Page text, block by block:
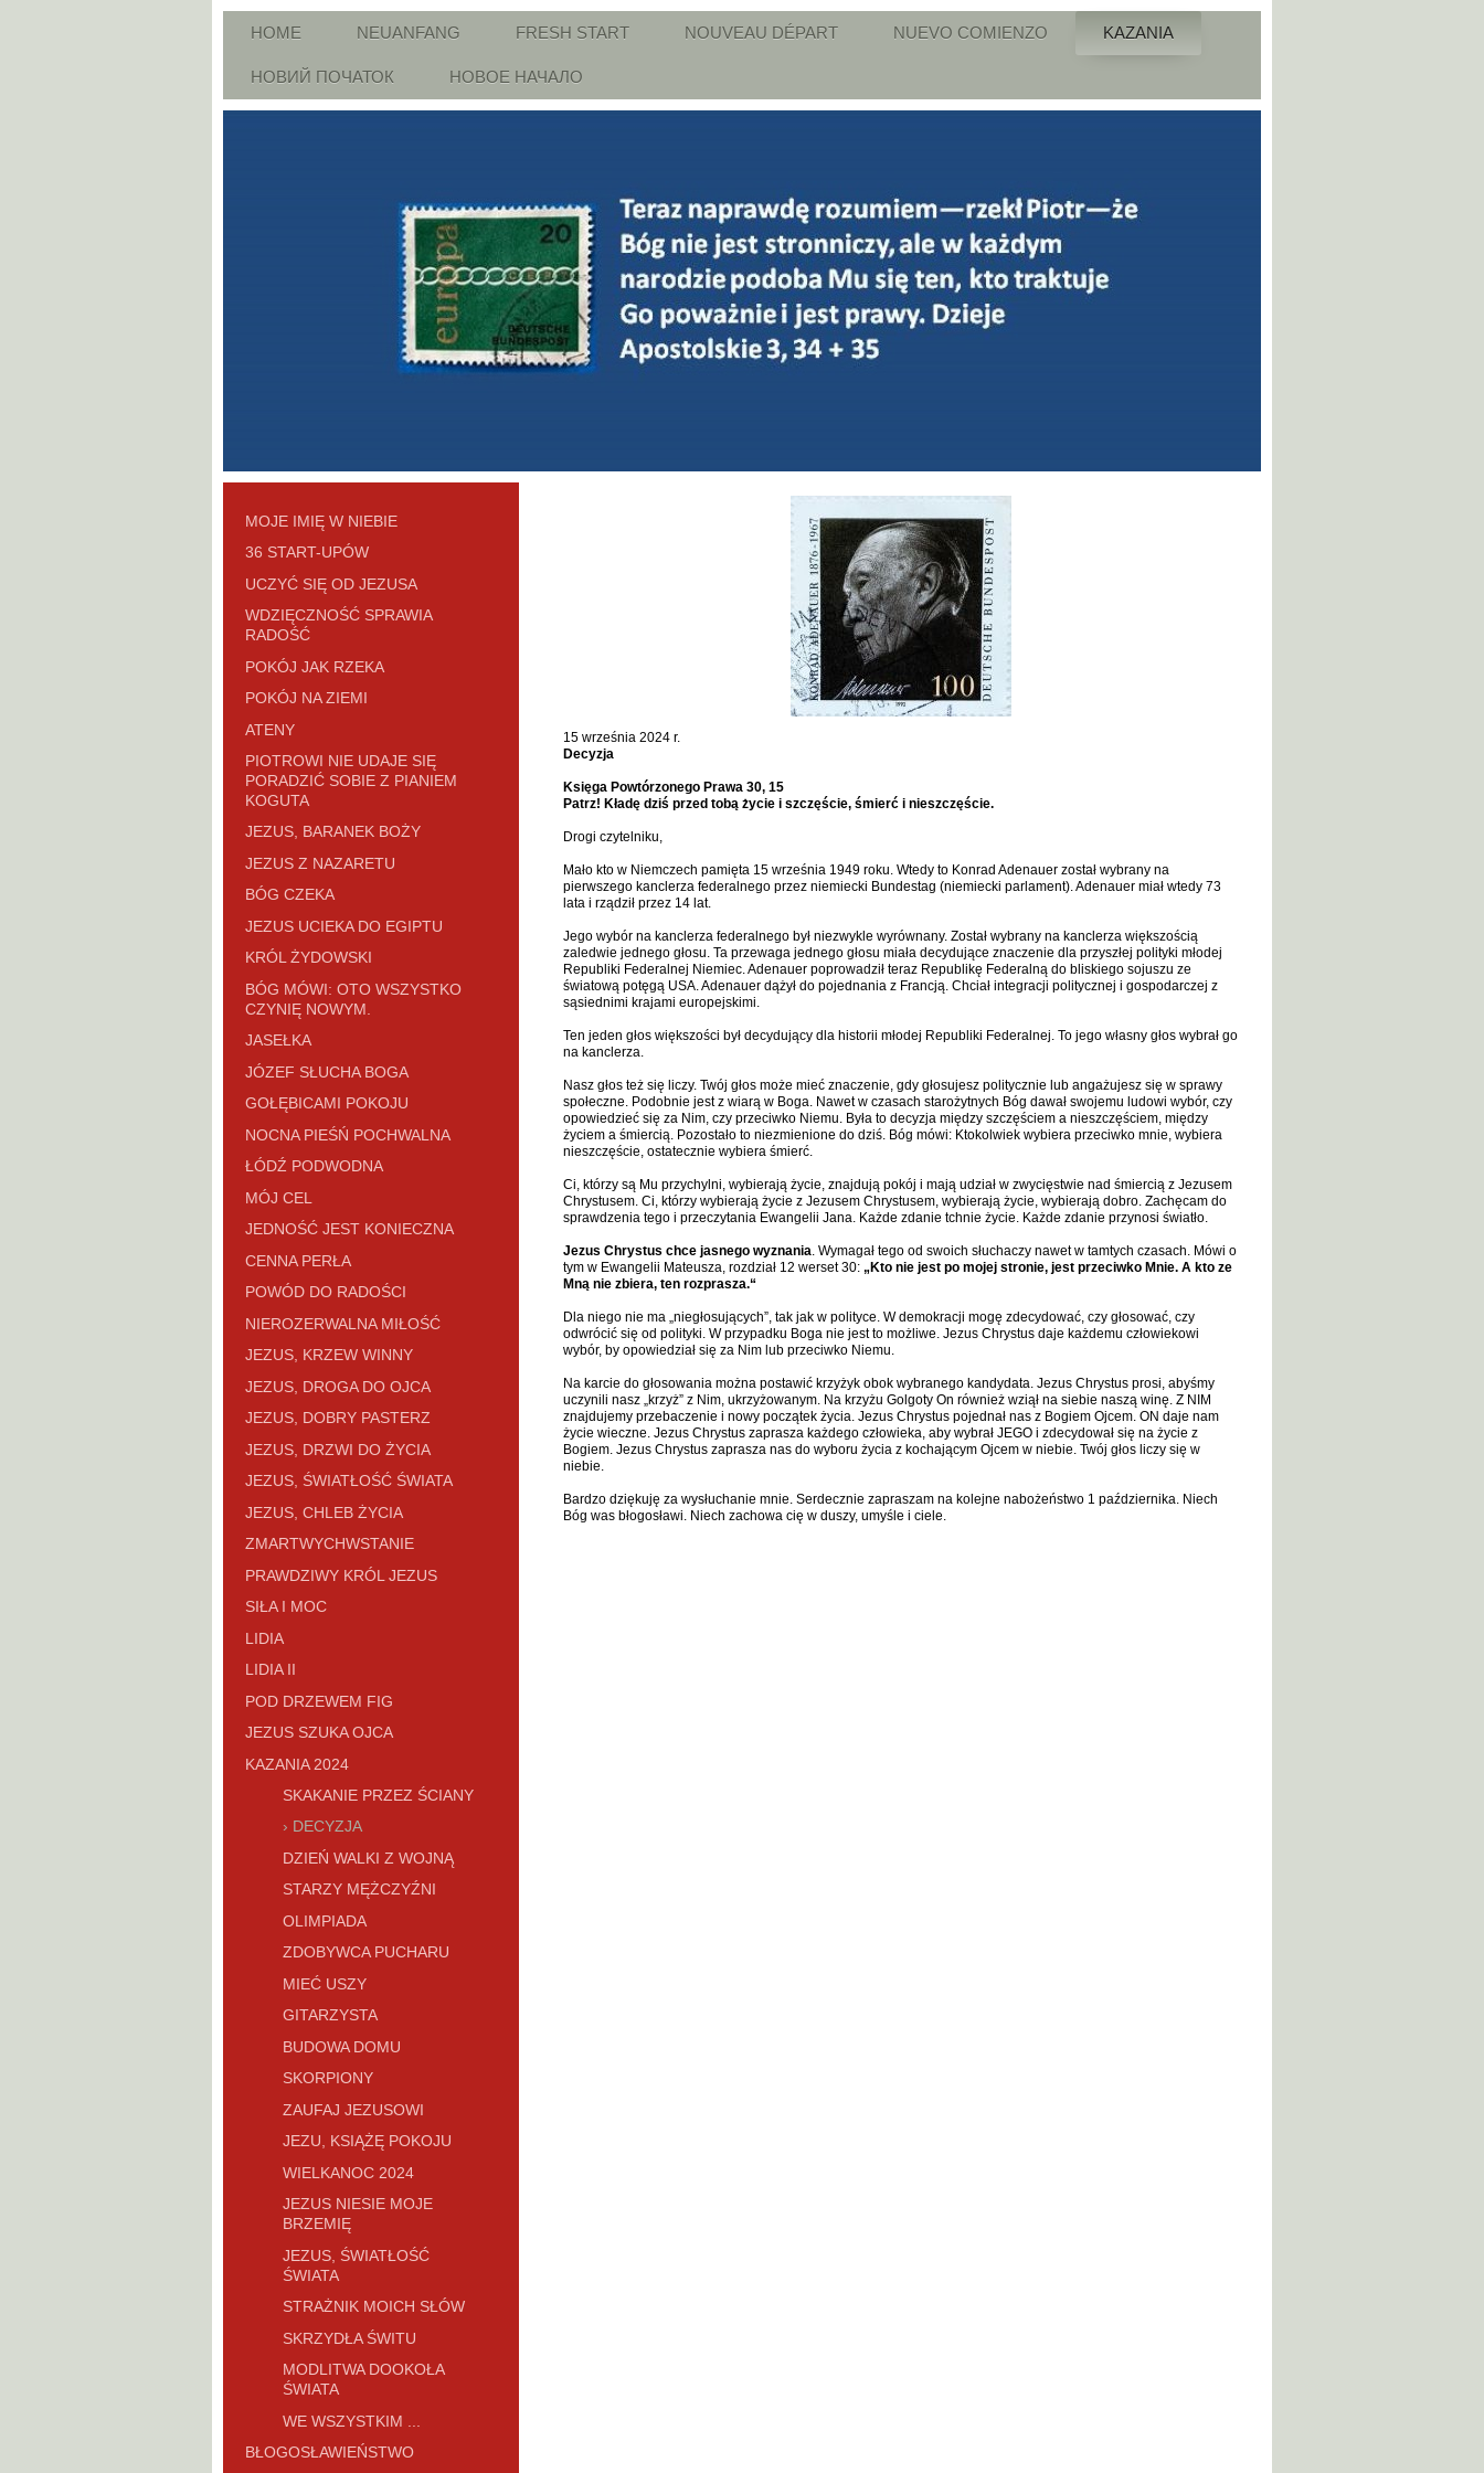
HOME NEUANFANG FRESH START NOUVEAU DÉPART NUEVO COMIENZO KAZANIA
НОВИЙ ПОЧАТОК НОВОЕ НАЧАЛО
15 września 2024 r.
Decyzja
Księga Powtórzonego Prawa 30, 15
Patrz! Kładę dziś przed tobą życie i szczęście, śmierć i nieszczęście.
Drogi czytelniku,
Mało kto w Niemczech pamięta 15 września 1949 roku. Wtedy to Konrad Adenauer został wybrany na
pierwszego kanclerza federalnego przez niemiecki Bundestag (niemiecki parlament). Adenauer miał wtedy 73
lata i rządził przez 14 lat.
Jego wybór na kanclerza federalnego był niezwykle wyrównany. Został wybrany na kanclerza większością
zaledwie jednego głosu. Ta przewaga jednego głosu miała decydujące znaczenie dla przyszłej polityki młodej
Republiki Federalnej Niemiec. Adenauer poprowadził teraz Republikę Federalną do bliskiego sojuszu ze
światową potęgą USA. Adenauer dążył do pojednania z Francją. Chciał integracji politycznej i gospodarczej z
sąsiednimi krajami europejskimi.
Ten jeden głos większości był decydujący dla historii młodej Republiki Federalnej. To jego własny głos wybrał go
na kanclerza.
Nasz głos też się liczy. Twój głos może mieć znaczenie, gdy głosujesz politycznie lub angażujesz się w sprawy
społeczne. Podobnie jest z wiarą w Boga. Nawet w czasach starożytnych Bóg dawał swojemu ludowi wybór, czy
opowiedzieć się za Nim, czy przeciwko Niemu. Była to decyzja między szczęściem a nieszczęściem, między
życiem a śmiercią. Pozostało to niezmienione do dziś. Bóg mówi: Ktokolwiek wybiera przeciwko mnie, wybiera
nieszczęście, ostatecznie wybiera śmierć.
Ci, którzy są Mu przychylni, wybierają życie, znajdują pokój i mają udział w zwycięstwie nad śmiercią z Jezusem
Chrystusem. Ci, którzy wybierają życie z Jezusem Chrystusem, wybierają życie, wybierają dobro. Zachęcam do
sprawdzenia tego i przeczytania Ewangelii Jana. Każde zdanie tchnie życie. Każde zdanie przynosi światło.
Jezus Chrystus chce jasnego wyznania . Wymagał tego od swoich słuchaczy nawet w tamtych czasach. Mówi o
tym w Ewangelii Mateusza, rozdział 12 werset 30: „Kto nie jest po mojej stronie, jest przeciwko Mnie. A kto ze
Mną nie zbiera, ten rozprasza.“
Dla niego nie ma „niegłosujących”, tak jak w polityce. W demokracji mogę zdecydować, czy głosować, czy
odwrócić się od polityki. W przypadku Boga nie jest to możliwe. Jezus Chrystus daje każdemu człowiekowi
wybór, by opowiedział się za Nim lub przeciwko Niemu.
Na karcie do głosowania można postawić krzyżyk obok wybranego kandydata. Jezus Chrystus prosi, abyśmy
uczynili nasz „krzyż” z Nim, ukrzyżowanym. Na krzyżu Golgoty On również wziął na siebie naszą winę. Z NIM
znajdujemy przebaczenie i nowy początek życia. Jezus Chrystus pojednał nas z Bogiem Ojcem. ON daje nam
życie wieczne. Jezus Chrystus zaprasza każdego człowieka, aby wybrał JEGO i zdecydował się na życie z
Bogiem. Jezus Chrystus zaprasza nas do wyboru życia z kochającym Ojcem w niebie. Twój głos liczy się w
niebie.
Bardzo dziękuję za wysłuchanie mnie. Serdecznie zapraszam na kolejne nabożeństwo 1 października. Niech
Bóg was błogosławi. Niech zachowa cię w duszy, umyśle i ciele.
MOJE IMIĘ W NIEBIE
36 START-UPÓW
UCZYĆ SIĘ OD JEZUSA
WDZIĘCZNOŚĆ SPRAWIA
RADOŚĆ
POKÓJ JAK RZEKA
POKÓJ NA ZIEMI
ATENY
PIOTROWI NIE UDAJE SIĘ
PORADZIĆ SOBIE Z PIANIEM
KOGUTA
JEZUS, BARANEK BOŻY
JEZUS Z NAZARETU
BÓG CZEKA
JEZUS UCIEKA DO EGIPTU
KRÓL ŻYDOWSKI
BÓG MÓWI: OTO WSZYSTKO
CZYNIĘ NOWYM.
JASEŁKA
JÓZEF SŁUCHA BOGA
GOŁĘBICAMI POKOJU
NOCNA PIEŚŃ POCHWALNA
ŁÓDŹ PODWODNA
MÓJ CEL
JEDNOŚĆ JEST KONIECZNA
CENNA PERŁA
POWÓD DO RADOŚCI
NIEROZERWALNA MIŁOŚĆ
JEZUS, KRZEW WINNY
JEZUS, DROGA DO OJCA
JEZUS, DOBRY PASTERZ
JEZUS, DRZWI DO ŻYCIA
JEZUS, ŚWIATŁOŚĆ ŚWIATA
JEZUS, CHLEB ŻYCIA
ZMARTWYCHWSTANIE
PRAWDZIWY KRÓL JEZUS
SIŁA I MOC
LIDIA
LIDIA II
POD DRZEWEM FIG
JEZUS SZUKA OJCA
KAZANIA 2024
SKAKANIE PRZEZ ŚCIANY
DECYZJA
DZIEŃ WALKI Z WOJNĄ
STARZY MĘŻCZYŹNI
OLIMPIADA
ZDOBYWCA PUCHARU
MIEĆ USZY
GITARZYSTA
BUDOWA DOMU
SKORPIONY
ZAUFAJ JEZUSOWI
JEZU, KSIĄŻĘ POKOJU
WIELKANOC 2024
JEZUS NIESIE MOJE
BRZEMIĘ
JEZUS, ŚWIATŁOŚĆ
ŚWIATA
STRAŻNIK MOICH SŁÓW
SKRZYDŁA ŚWITU
MODLITWA DOOKOŁA
ŚWIATA
WE WSZYSTKIM ...
BŁOGOSŁAWIEŃSTWO